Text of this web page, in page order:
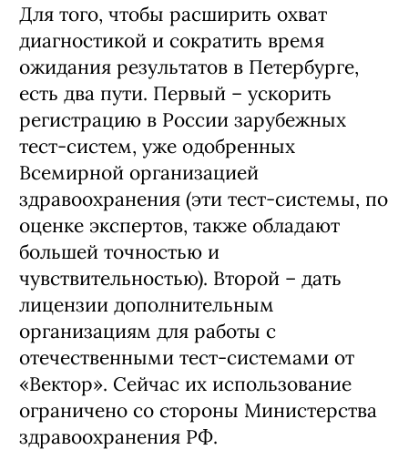
Для того, чтобы расширить охват
диагностикой и сократить время
ожидания результатов в Петербурге,
есть два пути. Первый – ускорить
регистрацию в России зарубежных
тест-систем, уже одобренных
Всемирной организацией
здравоохранения (эти тест-системы, по
оценке экспертов, также обладают
большей точностью и
чувствительностью). Второй – дать
лицензии дополнительным
организациям для работы с
отечественными тест-системами от
«Вектор». Сейчас их использование
ограничено со стороны Министерства
здравоохранения РФ.